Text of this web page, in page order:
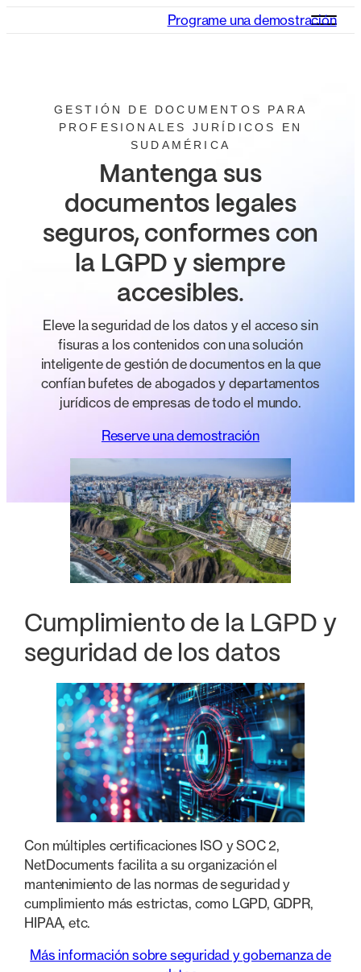
Programe una demostración
GESTIÓN DE DOCUMENTOS PARA
PROFESIONALES JURÍDICOS EN
SUDAMÉRICA
Mantenga sus
documentos legales
seguros, conformes con
la LGPD y siempre
accesibles.
Eleve la seguridad de los datos y el acceso sin
fisuras a los contenidos con una solución
inteligente de gestión de documentos en la que
confían bufetes de abogados y departamentos
jurídicos de empresas de todo el mundo.
Reserve una demostración
Cumplimiento de la LGPD y
seguridad de los datos
Con múltiples certificaciones ISO y SOC 2,
NetDocuments facilita a su organización el
mantenimiento de las normas de seguridad y
cumplimiento más estrictas, como LGPD, GDPR,
HIPAA, etc.
Más información sobre seguridad y gobernanza de